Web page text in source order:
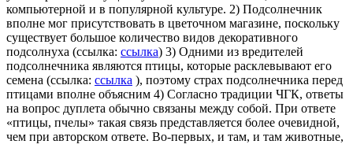
компьютерной и в популярной культуре. 2) Подсолнечник
вполне мог присутствовать в цветочном магазине, поскольку
существует большое количество видов декоративного
подсолнуха (ссылка: ссылка) 3) Одними из вредителей
подсолнечника являются птицы, которые расклевывают его
семена (ссылка: ссылка ), поэтому страх подсолнечника перед
птицами вполне объясним 4) Согласно традиции ЧГК, ответы
на вопрос дуплета обычно связаны между собой. При ответе
«птицы, пчелы» такая связь представляется более очевидной,
чем при авторском ответе. Во-первых, и там, и там животные,